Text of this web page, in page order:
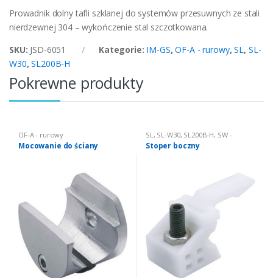
Prowadnik dolny tafli szklanej do systemów przesuwnych ze stali
nierdzewnej 304 – wykończenie stal szczotkowana.
SKU: JSD-6051 Kategorie: IM-GS,OF-A - rurowy,SL, SL-
W30,SL200B-H
Pokrewne produkty
OF-A - rurowy
Mocowanie do ściany
SL, SL-W30, SL200B-H, SW -
harmonijkowy
Stoper boczny